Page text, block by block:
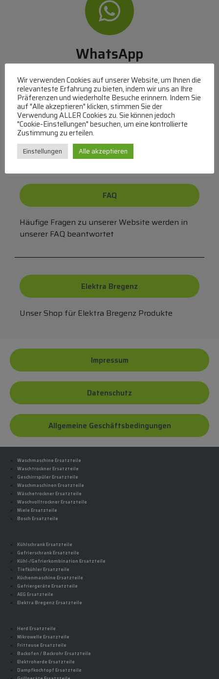
WhatsApp
aufnehmen
(MO-DO 8-17, FR 8-15 Uhr,+43 1 267 67 60)
Bei uns können Sie bezahlen per:
Überweisung
PayPal
MasterCard
FAQ
Häufige Fragen zu unserer Website werden in
unserer FAQ beantwortet
Elektra Bregenz
Unser Shop für Elektra Bregenz Produkte
Impressum
Datenschutz
Allgemeine Geschäftsbedingungen
Waschmaschine Ersatzteile
Waschtrockner Ersatzteile
Geschirrspüler Ersatzteile
Waschmaschinen Ersatzteile
Wäschetrockner Ersatzteile
Waschvolltrockner Ersatzteile
Miele Ersatzteile
Bosch Ersatzteile
Kühlschrank Ersatzteile
Gefrierschrank Ersatzteile
Kühl-/Gefrierkombination Ersatzteile
Tiefkühler Ersatzteile
Küchenmaschine Ersatzteile
Gefriergeräte Ersatzteile
AEG Ersatzteile
Elektra Bregenz Ersatzteile
Herd Ersatzteile
Mikrowelle Ersatzteile
Fritteuse Ersatzteile
Backofen / Backrohr Ersatzteile
Elektroherde Ersatzteile
Dampfkochtopf Ersatzteile
Wir verwenden Cookies auf unserer Website, um Ihnen die
relevanteste Erfahrung zu bieten, indem wir uns an Ihre
Präferenzen und wiederholte Besuche erinnern. Indem Sie
auf "Alle akzeptieren" klicken, stimmen Sie der
Verwendung ALLER Cookies zu. Sie können jedoch
"Cookie-Einstellungen" besuchen, um eine kontrollierte
Zustimmung zu erteilen.
Einstellungen Alle akzeptieren